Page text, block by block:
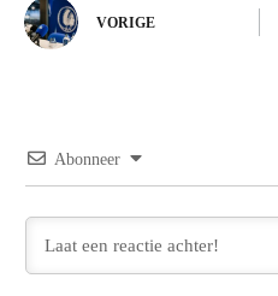
VORIGE
Abonneer